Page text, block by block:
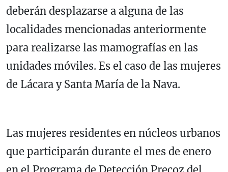
deberán desplazarse a alguna de las
localidades mencionadas anteriormente
para realizarse las mamografías en las
unidades móviles. Es el caso de las mujeres
de Lácara y Santa María de la Nava.
Las mujeres residentes en núcleos urbanos
que participarán durante el mes de enero